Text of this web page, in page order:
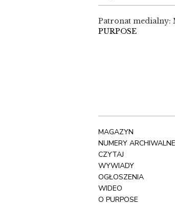
Patronat medialny:
PURPOSE
MAGAZYN
NUMERY ARCHIWALNE
CZYTAJ
WYWIADY
OGŁOSZENIA
WIDEO
O PURPOSE